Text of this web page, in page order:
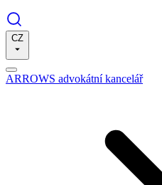
CZ
ARROWS advokátní kancelář